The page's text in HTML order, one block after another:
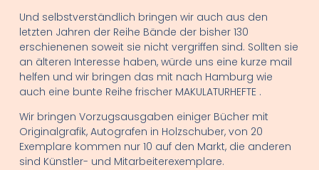
Und selbstverständlich bringen wir auch aus den
letzten Jahren der Reihe Bände der bisher 130
erschienenen soweit sie nicht vergriffen sind. Sollten sie
an älteren Interesse haben, würde uns eine kurze mail
helfen und wir bringen das mit nach Hamburg wie
auch eine bunte Reihe frischer MAKULATURHEFTE .
Wir bringen Vorzugsausgaben einiger Bücher mit
Originalgrafik, Autografen in Holzschuber, von 20
Exemplare kommen nur 10 auf den Markt, die anderen
sind Künstler- und Mitarbeiterexemplare.